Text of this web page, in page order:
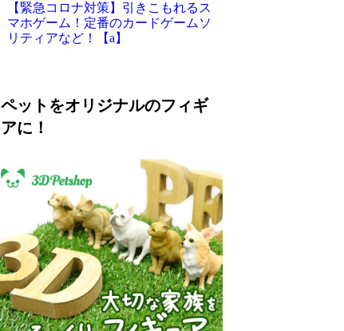
【緊急コロナ対策】引きこもれるス
マホゲーム！定番のカードゲームソ
リティアなど！【a】
ペットをオリジナルのフィギ
アに！